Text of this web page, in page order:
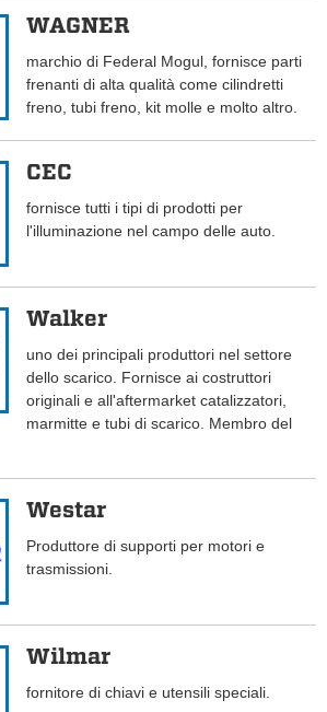
WAGNER
marchio di Federal Mogul, fornisce parti
frenanti di alta qualità come cilindretti
freno, tubi freno, kit molle e molto altro.
CEC
fornisce tutti i tipi di prodotti per
l'illuminazione nel campo delle auto.
Walker
uno dei principali produttori nel settore
dello scarico. Fornisce ai costruttori
originali e all'aftermarket catalizzatori,
marmitte e tubi di scarico. Membro del
Westar
Produttore di supporti per motori e
trasmissioni.
Wilmar
fornitore di chiavi e utensili speciali.